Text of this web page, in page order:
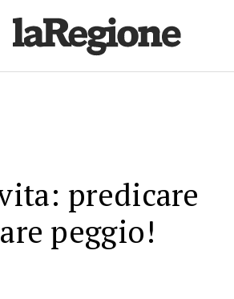
predicare
peggio!